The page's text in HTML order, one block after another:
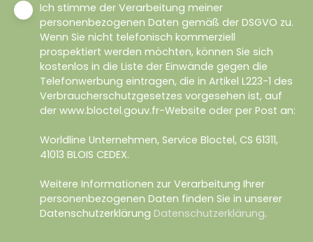
Ich stimme der Verarbeitung meiner
personenbezogenen Daten gemäß der DSGVO zu.
Wenn Sie nicht telefonisch kommerziell
prospektiert werden möchten, können Sie sich
kostenlos in die Liste der Einwände gegen die
Telefonwerbung eintragen, die in Artikel L223-1 des
Verbraucherschutzgesetzes vorgesehen ist, auf
der www.bloctel.gouv.fr-Website oder per Post an:
Worldline Unternehmen, Service Bloctel, CS 61311,
41013 BLOIS CEDEX.
Weitere Informationen zur Verarbeitung Ihrer
personenbezogenen Daten finden Sie in unserer
Datenschutzerklärung Datenschutzerklärung.